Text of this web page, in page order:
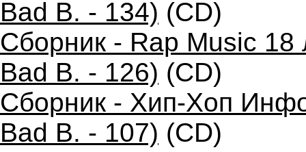
Bad B. - 134) (CD)
Сборник - Rap Music
Bad B. - 126) (CD)
Сборник - Хип-Хоп
Bad B. - 107) (CD)